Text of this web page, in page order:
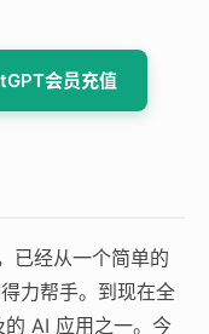
会员充值
已经从一个简单的
力帮手。到现在全
AI 应用之一。今